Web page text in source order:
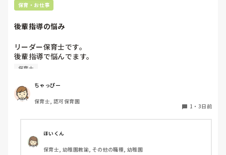
音はどうですか？
保育・お仕事
後輩指導の悩み
リーダー保育士です。
後輩指導で悩んでます。
初めて年長を持つ後輩がいますが
いで様子見てると直前になるまで何もアクションがなかった
り
他の職員に聞いてる様子もなくて
よほど自分に聞きづらいのか、聞く必要性さえ感じないの
か、もうよくわからないです。
保育士
ちゃっぴー
保育士, 認可保育園
1 ・ 3日前
ほいくん
保育士, 幼稚園教諭, その他の職種, 幼稚園